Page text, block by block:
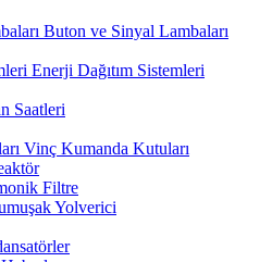
Buton ve Sinyal Lambaları
Enerji Dağıtım Sistemleri
Saatleri
Vinç Kumanda Kutuları
Filtre
Yolverici